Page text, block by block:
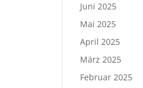
Juni 2025
Mai 2025
April 2025
März 2025
Februar 2025